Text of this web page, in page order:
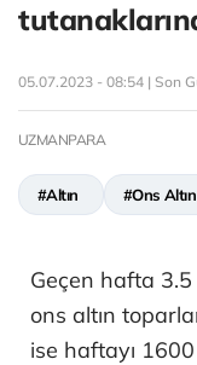
05.07.2023 - 08:54 | Son
UZMANPARA
#Altın #Ons Altın
Geçen hafta
ons altın
ise haftayı 1600